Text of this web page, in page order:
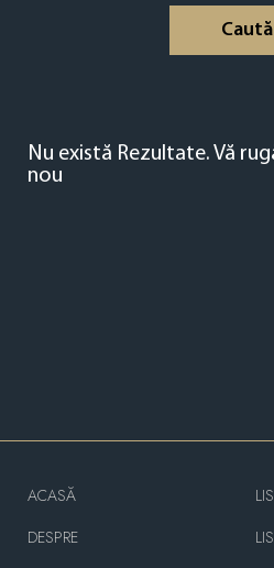
Caută
Nu există Rezultate. Vă
nou
ACASĂ
DESPRE